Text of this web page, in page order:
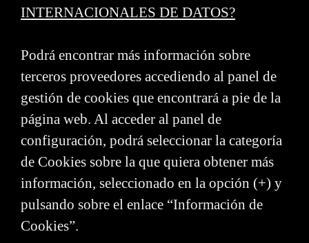
INTERNACIONALES DE DATOS?
Podrá encontrar más información sobre
terceros proveedores accediendo al panel de
gestión de cookies que encontrará a pie de la
página web. Al acceder al panel de
configuración, podrá seleccionar la categoría
de Cookies sobre la que quiera obtener más
información, seleccionado en la opción (+) y
pulsando sobre el enlace “Información de
Cookies”.